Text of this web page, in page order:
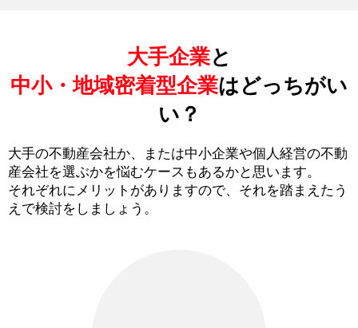
大手企業と
中小・地域密着型企業はどっちがい
い？
大手の不動産会社か、または中小企業や個人経営の不動
産会社を選ぶかを悩むケースもあるかと思います。
それぞれにメリットがありますので、それを踏まえたう
えで検討をしましょう。